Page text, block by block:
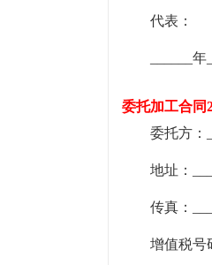
代表：
______
委托加工合同
委托方：
地址：
传真：
增值税号